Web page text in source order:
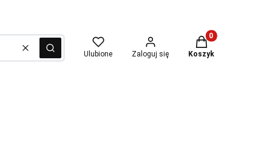
WyczyśćSzukaj Ulubione Zaloguj się
Produkty w
Koszyk